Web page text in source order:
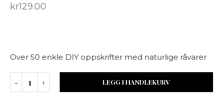
kr129.00
Over 50 enkle DIY oppskrifter med naturlige råvarer
LEGG I HANDLEKURV